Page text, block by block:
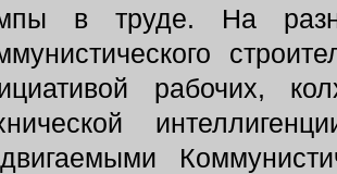
в труде. На
рабочих,